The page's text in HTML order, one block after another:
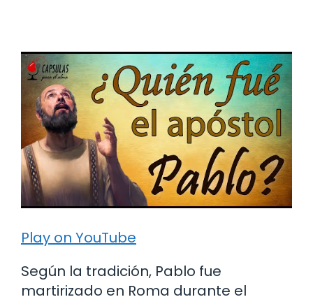
Play on YouTube
Según la tradición, Pablo fue
martirizado en Roma durante el